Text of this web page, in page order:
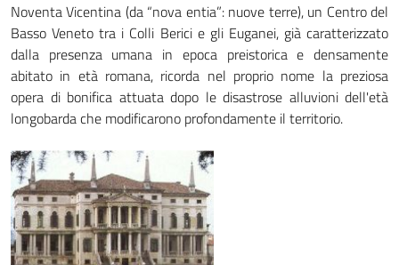
Noventa Vicentina (da “nova entia”: nuove terre), un Centro del
Basso Veneto tra i Colli Berici e gli Euganei, già caratterizzato
dalla presenza umana in epoca preistorica e densamente
abitato in età romana, ricorda nel proprio nome la preziosa
opera di bonifica attuata dopo le disastrose alluvioni dell'età
longobarda che modificarono profondamente il territorio.